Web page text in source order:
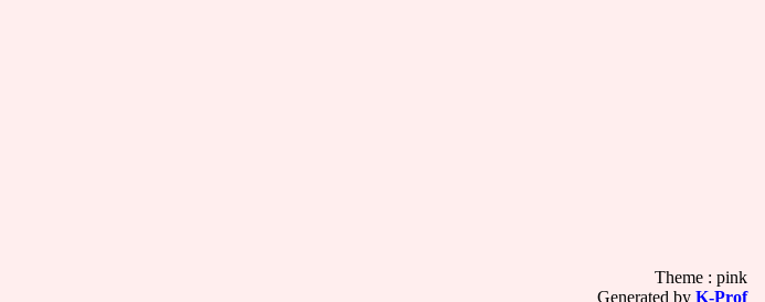
Theme : pink
Generated by K-Prof